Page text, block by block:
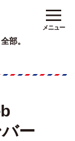
部。
メニュー
ー